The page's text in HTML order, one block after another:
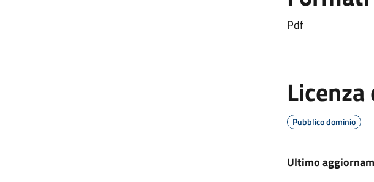
Pdf
Pubblico dominio
Ultimo